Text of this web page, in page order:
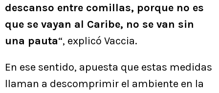
descanso entre comillas, porque no es
que se vayan al Caribe, no se van sin
una pauta“, explicó Vaccia.
En ese sentido, apuesta que estas medidas
llaman a descomprimir el ambiente en la